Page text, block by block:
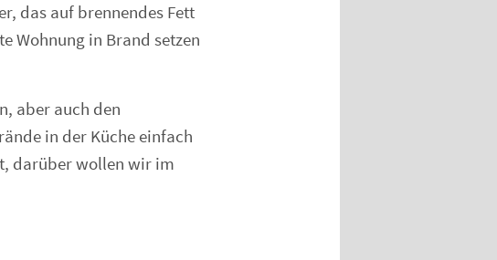
das auf brennendes Fett
Wohnung in Brand setzen
aber auch den
in der Küche einfach
darüber wollen wir im